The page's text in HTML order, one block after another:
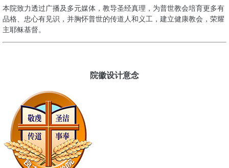
本院致力透过广播及多元媒体，教导圣经真理，为普世教会培育更多有
品格、忠心有见识，并胸怀普世的传道人和义工，建立健康教会，荣耀
主耶稣基督。
院徽设计意念